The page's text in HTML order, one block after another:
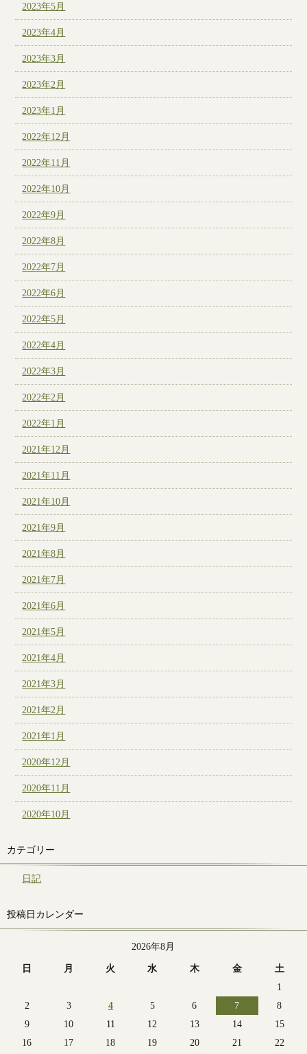
2023年5月
2023年4月
2023年3月
2023年2月
2023年1月
2022年12月
2022年11月
2022年10月
2022年9月
2022年8月
2022年7月
2022年6月
2022年5月
2022年4月
2022年3月
2022年2月
2022年1月
2021年12月
2021年11月
2021年10月
2021年9月
2021年8月
2021年7月
2021年6月
2021年5月
2021年4月
2021年3月
2021年2月
2021年1月
2020年12月
2020年11月
2020年10月
カテゴリー
日記
投稿日カレンダー
2026年8月
日 月 火 水 木 金
土
1
2
3 4 5 6 7
8
9
10 11 12 13 14
15
16
17 18 19 20 21 22